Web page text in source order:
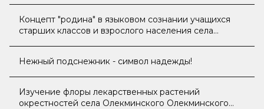
Концепт "родина" в языковом сознании учащихся
старших классов и взрослого населения села
Нежный подснежник - символ надежды!
Изучение флоры лекарственных растений
окрестностей села Олекминского Олекминского